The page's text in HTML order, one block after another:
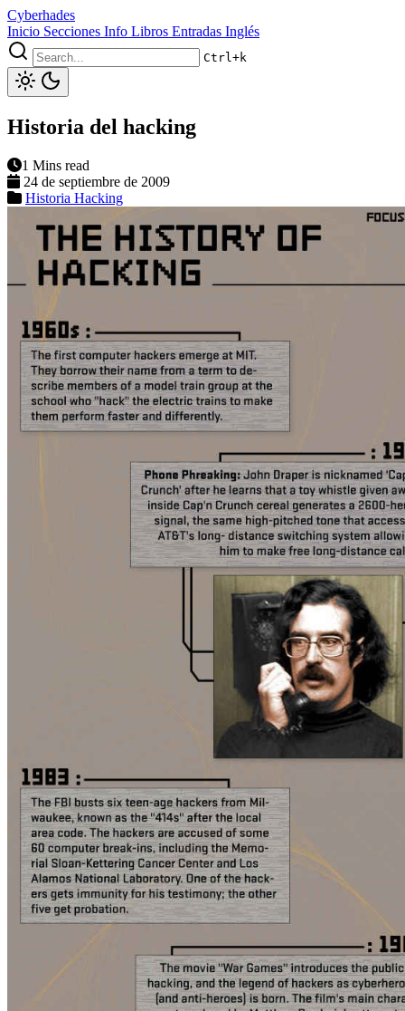
Cyberhades
Inicio Secciones Info Libros Entradas Inglés
Ctrl+k
Historia del hacking
1 Mins read
24 de septiembre de 2009
Historia Hacking